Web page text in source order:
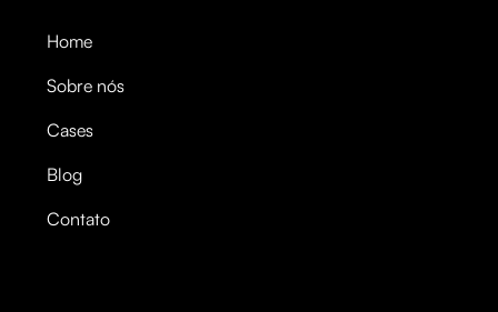
Home
Sobre nós
Cases
Blog
Contato